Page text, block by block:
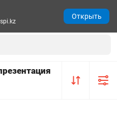
Открыть